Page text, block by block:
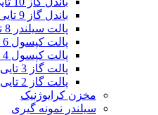
باندل گاز 9 تایی
پالت سیلندر 8 تایی
پالت کپسول 6 تایی
پالت کپسول 4 تایی
پالت گاز 3 تایی
پالت گاز 2 تایی
مخزن کرایوژنیک
سیلندر نمونه گیری